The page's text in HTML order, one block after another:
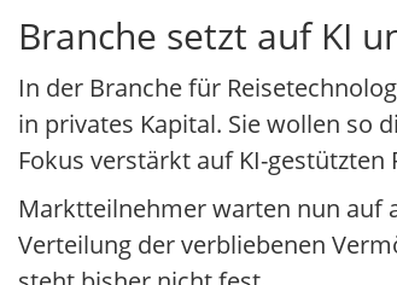
Branche setzt auf KI
In der Branche für
in privates Kapital. Sie wollen so
Fokus verstärkt auf KI-
Marktteilnehmer warten nun auf
Verteilung der verbliebenen